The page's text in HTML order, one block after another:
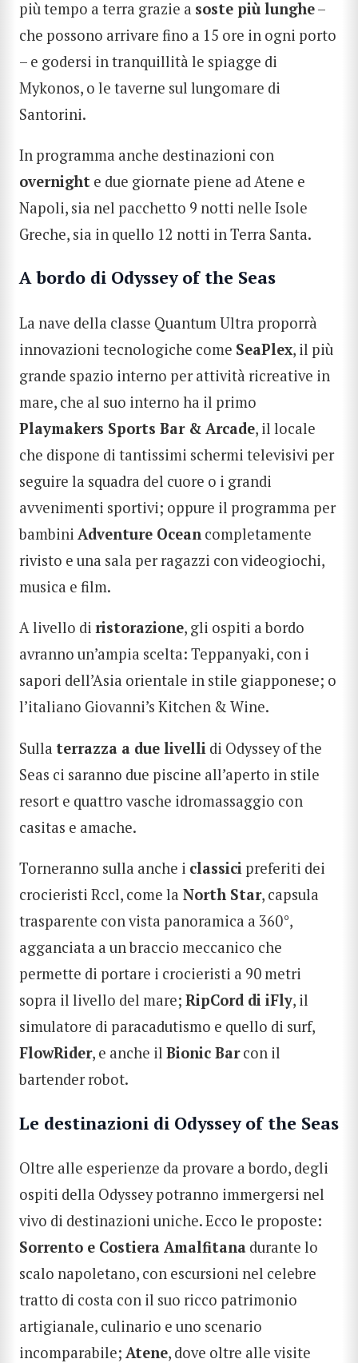
più tempo a terra grazie a soste più lunghe–
che possono arrivare fino a 15 ore in ogni porto
– e godersi in tranquillità le spiagge di
Mykonos, o le taverne sul lungomare di
Santorini.
In programma anche destinazioni con
overnight e due giornate piene ad Atene e
Napoli, sia nel pacchetto 9 notti nelle Isole
Greche, sia in quello 12 notti in Terra Santa.
A bordo di Odyssey of the Seas
La nave della classe Quantum Ultra proporrà
innovazioni tecnologiche come SeaPlex, il più
grande spazio interno per attività ricreative in
mare, che al suo interno ha il primo
Playmakers Sports Bar & Arcade, il locale
che dispone di tantissimi schermi televisivi per
seguire la squadra del cuore o i grandi
avvenimenti sportivi; oppure il programma per
bambini Adventure Ocean completamente
rivisto e una sala per ragazzi con videogiochi,
musica e film.
A livello di ristorazione, gli ospiti a bordo
avranno un’ampia scelta: Teppanyaki, con i
sapori dell’Asia orientale in stile giapponese; o
l’italiano Giovanni’s Kitchen & Wine.
Sulla terrazza a due livelli di Odyssey of the
Seas ci saranno due piscine all’aperto in stile
resort e quattro vasche idromassaggio con
casitas e amache.
Torneranno sulla anche i classici preferiti dei
crocieristi Rccl, come la North Star, capsula
trasparente con vista panoramica a 360°,
agganciata a un braccio meccanico che
permette di portare i crocieristi a 90 metri
sopra il livello del mare; RipCord di iFly, il
simulatore di paracadutismo e quello di surf,
FlowRider, e anche il Bionic Barcon il
bartender robot.
Le destinazioni di Odyssey of the Seas
Oltre alle esperienze da provare a bordo, degli
ospiti della Odyssey potranno immergersi nel
vivo di destinazioni uniche. Ecco le proposte:
Sorrento e Costiera Amalfitana durante lo
scalo napoletano, con escursioni nel celebre
tratto di costa con il suo ricco patrimonio
artigianale, culinario e uno scenario
incomparabile; Atene, dove oltre alle visite